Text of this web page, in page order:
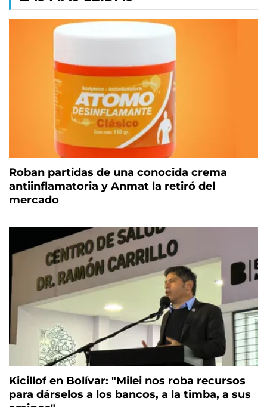
Roban partidas de una conocida crema
antiinflamatoria y Anmat la retiró del
mercado
Kicillof en Bolívar: "Milei nos roba recursos
para dárselos a los bancos, a la timba, a sus